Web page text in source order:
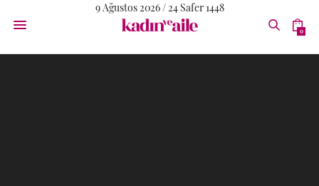
9 Ağustos 2026 / 24 Safer 1448
0